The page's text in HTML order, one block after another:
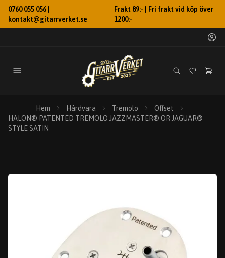
0760 055 056 |
kontakt@gitarrverket.se
Frakt 89:- | Fri frakt vid köp över
1200:-
Hem Hårdvara Tremolo
Offset
HALON® PATENTED TREMOLO JAZZMASTER® OR JAGUAR®
STYLE SATIN